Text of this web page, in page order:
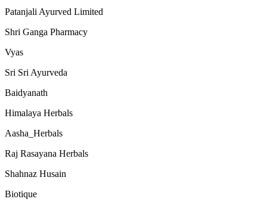
Patanjali Ayurved Limited
Shri Ganga Pharmacy
Vyas
Sri Sri Ayurveda
Baidyanath
Himalaya Herbals
Aasha_Herbals
Raj Rasayana Herbals
Shahnaz Husain
Biotique